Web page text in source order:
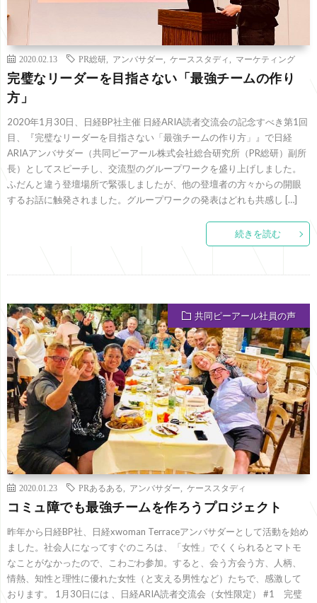
2020.02.13 PR総研 アンバサダー ケーススタディ マーケティング
完璧なリーダーを目指さない「最強チームの作り
方」
2020年1月30日、日経BP社主催 日経ARIA読者交流会の記念すべき第1回
目、『完璧なリーダーを目指さない「最強チームの作り方」』で日経
ARIAアンバサダー（共同ピーアール株式会社総合研究所（PR総研）副所
長）としてスピーチし、交流型のグループワークを盛り上げしました。
ふだんと違う登壇場所で緊張しましたが、他の登壇者の方々からの開眼
するお話に触発されました。グループワークの発表はどれも共感し […]
続きを読む
共同ピーアール社員の声
2020.01.23 PRあるある アンバサダー ケーススタディ
コミュ障でも最強チームを作ろうプロジェクト
昨年から日経BP社、日経xwoman Terraceアンバサダーとして活動を始め
ました。社会人になってすぐのころは、「女性」でくくられるとマトモ
なことがなかったので、こわごわ参加。すると、会う方会う方、人柄、
情熱、知性と理性に優れた女性（と支える男性など）たちで、感激して
おります。 1月30日には 、日経ARIA読者交流会（女性限定） #1 完璧